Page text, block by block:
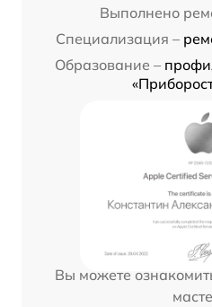
Выполнено
Специализация –
Образование –
Вы можете